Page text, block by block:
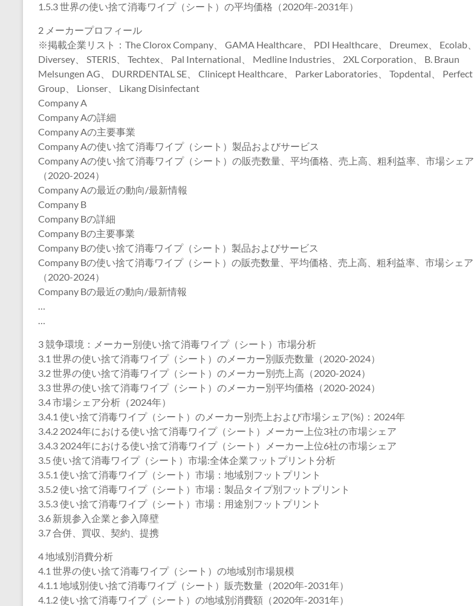
1.5.3 世界の使い捨て消毒ワイプ（シート）の平均価格（2020年-2031年）
2 メーカープロフィール
※掲載企業リスト：The Clorox Company、 GAMA Healthcare、 PDI Healthcare、 Dreumex、 Ecolab、
Diversey、 STERIS、 Techtex、 Pal International、 Medline Industries、 2XL Corporation、 B. Braun
Melsungen AG、 DURRDENTAL SE、 Clinicept Healthcare、 Parker Laboratories、 Topdental、 Perfect
Group、 Lionser、 Likang Disinfectant
Company A
Company Aの詳細
Company Aの主要事業
Company Aの使い捨て消毒ワイプ（シート）製品およびサービス
Company Aの使い捨て消毒ワイプ（シート）の販売数量、平均価格、売上高、粗利益率、市場シェア
（2020-2024）
Company Aの最近の動向/最新情報
Company B
Company Bの詳細
Company Bの主要事業
Company Bの使い捨て消毒ワイプ（シート）製品およびサービス
Company Bの使い捨て消毒ワイプ（シート）の販売数量、平均価格、売上高、粗利益率、市場シェア
（2020-2024）
Company Bの最近の動向/最新情報
…
…
3 競争環境：メーカー別使い捨て消毒ワイプ（シート）市場分析
3.1 世界の使い捨て消毒ワイプ（シート）のメーカー別販売数量（2020-2024）
3.2 世界の使い捨て消毒ワイプ（シート）のメーカー別売上高（2020-2024）
3.3 世界の使い捨て消毒ワイプ（シート）のメーカー別平均価格（2020-2024）
3.4 市場シェア分析（2024年）
3.4.1 使い捨て消毒ワイプ（シート）のメーカー別売上および市場シェア(%)：2024年
3.4.2 2024年における使い捨て消毒ワイプ（シート）メーカー上位3社の市場シェア
3.4.3 2024年における使い捨て消毒ワイプ（シート）メーカー上位6社の市場シェア
3.5 使い捨て消毒ワイプ（シート）市場:全体企業フットプリント分析
3.5.1 使い捨て消毒ワイプ（シート）市場：地域別フットプリント
3.5.2 使い捨て消毒ワイプ（シート）市場：製品タイプ別フットプリント
3.5.3 使い捨て消毒ワイプ（シート）市場：用途別フットプリント
3.6 新規参入企業と参入障壁
3.7 合併、買収、契約、提携
4 地域別消費分析
4.1 世界の使い捨て消毒ワイプ（シート）の地域別市場規模
4.1.1 地域別使い捨て消毒ワイプ（シート）販売数量（2020年-2031年）
4.1.2 使い捨て消毒ワイプ（シート）の地域別消費額（2020年-2031年）